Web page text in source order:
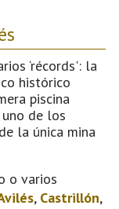
‘récords': la
histórico
piscina
de los
la única mina
o varios
, Castrillón,